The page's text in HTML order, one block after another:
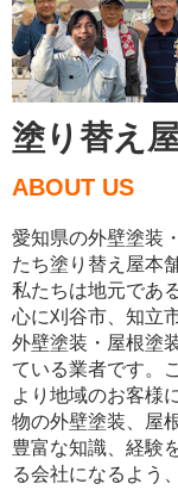
塗り替え
ABOUT US
愛知県の外壁塗装
たち塗り替え屋本
私たちは地元であ
心に刈谷市、知立
外壁塗装・屋根塗
ている業者です。
より地域のお客様
物の外壁塗装、屋
豊富な知識、経験
る会社になるよう